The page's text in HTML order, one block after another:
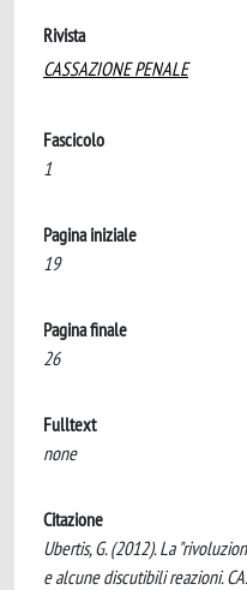
Rivista
CASSAZIONE PENALE
Fascicolo
1
Pagina iniziale
19
Pagina finale
26
Fulltext
none
Citazione
Ubertis, G. (2012). La
e alcune discutibili reazioni.